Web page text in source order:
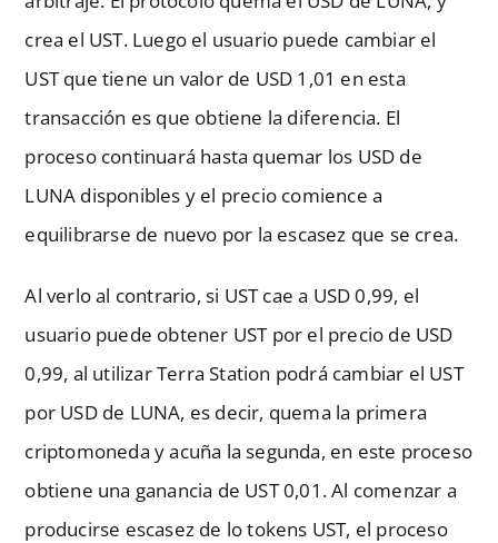
crea el UST. Luego el usuario puede cambiar el
UST que tiene un valor de USD 1,01 en esta
transacción es que obtiene la diferencia. El
proceso continuará hasta quemar los USD de
LUNA disponibles y el precio comience a
equilibrarse de nuevo por la escasez que se crea.
Al verlo al contrario, si UST cae a USD 0,99, el
usuario puede obtener UST por el precio de USD
0,99, al utilizar Terra Station podrá cambiar el UST
por USD de LUNA, es decir, quema la primera
criptomoneda y acuña la segunda, en este proceso
obtiene una ganancia de UST 0,01. Al comenzar a
producirse escasez de lo tokens UST, el proceso